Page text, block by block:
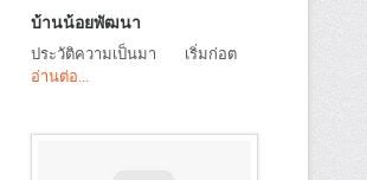
บ้านน้อยพัฒนา
ประวัติความเป็นมา เริ่มก่อต
อ่านต่อ...